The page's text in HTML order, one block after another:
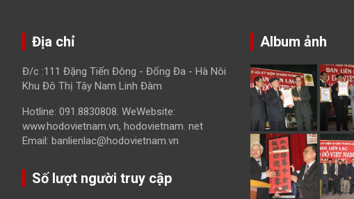
Địa chỉ
Đ/c :111 Đặng Tiến Đông - Đống Đa - Hà Nôi
Khu Đô Thị Tây Nam Linh Đàm
Hotline: 091.8830808. WeWebsite:
www.hodovietnam.vn, hodovietnam. net
Email: banlienlac@hodovietnam.vn
Số lượt người truy cập
Album ảnh